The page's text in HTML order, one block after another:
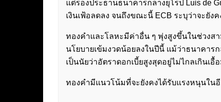
แต่รองประธานธนาคารกลางยุโรป Luis de
เงินเฟ้อลดลง จนถึงขณะนี้ ECB ระบุว่าจะยัง
ทองคำและโลหะมีค่าอื่น ๆ พุ่งสูงขึ้นในช่วงส
นโยบายเข้มงวดน้อยลงในปีนี้ แม้ว่าธนาคา
เป็นนัยว่าอัตราดอกเบี้ยสูงสุดอยู่ไม่ไกลเกินเอื้
ทองคำมีแนวโน้มที่จะยังคงได้รับแรงหนุนใน